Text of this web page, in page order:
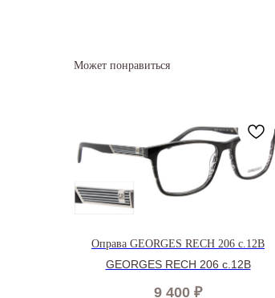
Может понравиться
Оправа GEORGES RECH 206 c.12В
GEORGES RECH 206 c.12B
9 400 ₽